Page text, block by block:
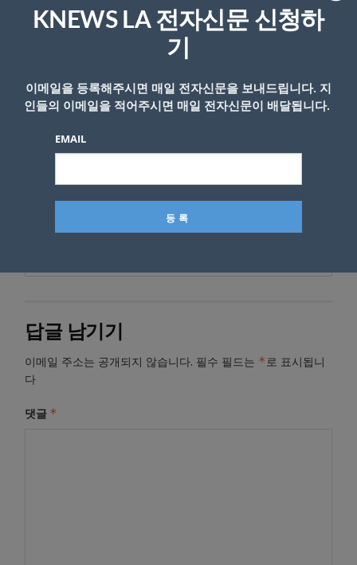
다.
리콜 대상 제품을 보유한 소비자는 구입처에 반
품하면 전액 환불받을 수 있다. 관련 문의는
SKS 코팩 고객센터 (562) 404-8158로 하면 된
다.
박성철 기자
- Copyright © KNEWSLA.COM, 무단 전재 및 재배포 금지
답글 남기기
이메일 주소는 공개되지 않습니다. 필수 필드는 *로 표시됩니
다
댓글 *
KNEWS LA 전자신문 신청하
기
이메일을 등록해주시면 매일 전자신문을 보내드립니다. 지
인들의 이메일을 적어주시면 매일 전자신문이 배달됩니다.
EMAIL